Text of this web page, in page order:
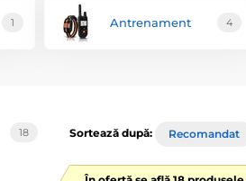
1 Antrenament 4
18 Sortează după: Recomandat